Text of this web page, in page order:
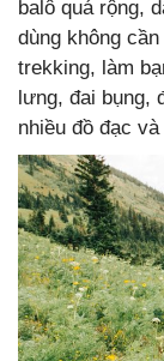
balô quá rộng,
dùng không
trekking, làm
lưng, đai bụng,
nhiều đồ đạc